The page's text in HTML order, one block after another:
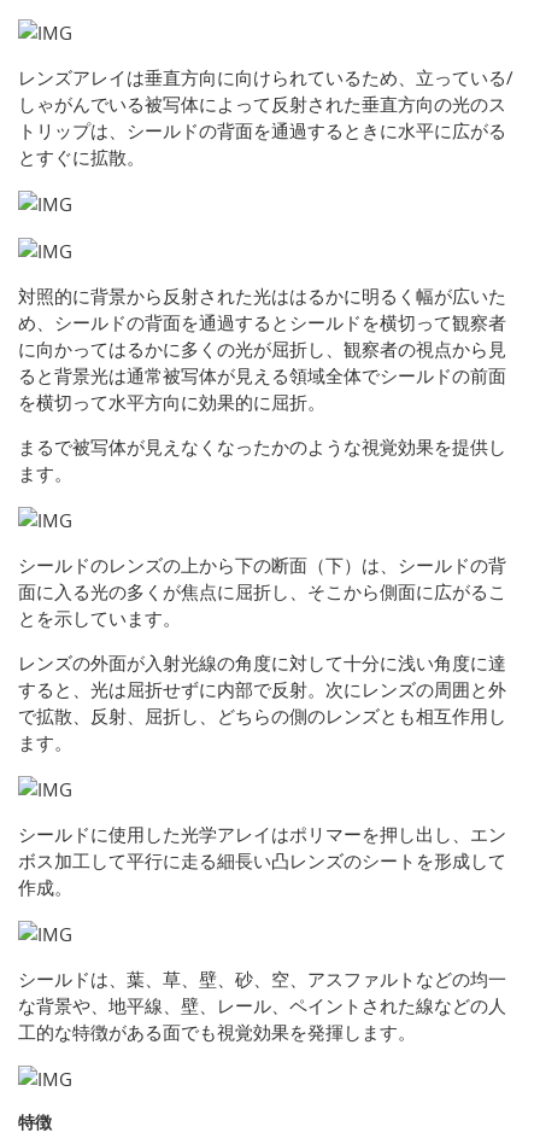
レンズアレイは垂直方向に向けられているため、立っている/
しゃがんでいる被写体によって反射された垂直方向の光のス
トリップは、シールドの背面を通過するときに水平に広がる
とすぐに拡散。
対照的に背景から反射された光ははるかに明るく幅が広いた
め、シールドの背面を通過するとシールドを横切って観察者
に向かってはるかに多くの光が屈折し、観察者の視点から見
ると背景光は通常被写体が見える領域全体でシールドの前面
を横切って水平方向に効果的に屈折。
まるで被写体が見えなくなったかのような視覚効果を提供し
ます。
シールドのレンズの上から下の断面（下）は、シールドの背
面に入る光の多くが焦点に屈折し、そこから側面に広がるこ
とを示しています。
レンズの外面が入射光線の角度に対して十分に浅い角度に達
すると、光は屈折せずに内部で反射。次にレンズの周囲と外
で拡散、反射、屈折し、どちらの側のレンズとも相互作用し
ます。
シールドに使用した光学アレイはポリマーを押し出し、エン
ボス加工して平行に走る細長い凸レンズのシートを形成して
作成。
シールドは、葉、草、壁、砂、空、アスファルトなどの均一
な背景や、地平線、壁、レール、ペイントされた線などの人
工的な特徴がある面でも視覚効果を発揮します。
特徴